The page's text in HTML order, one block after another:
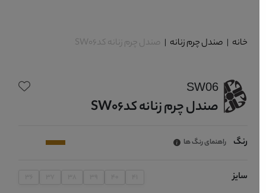
خانه | صندل چرم زنانه| صندل چرم زنانه کدSW06
SW06
صندل چرم زنانه کدSW06
رنگ راهنمای رنگ ها
سایز